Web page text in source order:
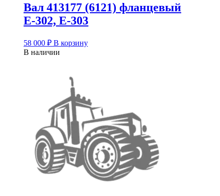
Вал 413177 (6121) фланцевый
Е-302, Е-303
58 000 ₽ В корзину
В наличии